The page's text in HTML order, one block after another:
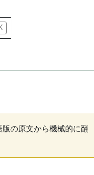
版の原文から機械的に翻